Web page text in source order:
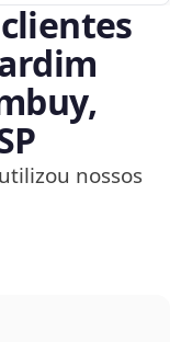
nossos